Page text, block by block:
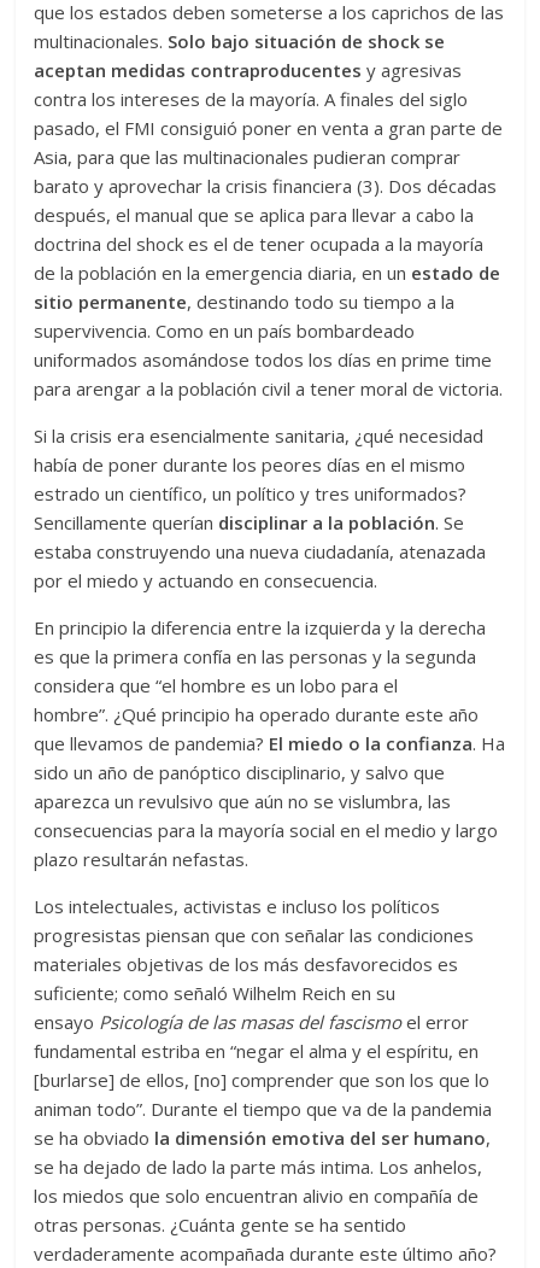
que los estados deben someterse a los caprichos de las
multinacionales. Solo bajo situación de shock se
aceptan medidas contraproducentes y agresivas
contra los intereses de la mayoría. A finales del siglo
pasado, el FMI consiguió poner en venta a gran parte de
Asia, para que las multinacionales pudieran comprar
barato y aprovechar la crisis financiera (3). Dos décadas
después, el manual que se aplica para llevar a cabo la
doctrina del shock es el de tener ocupada a la mayoría
de la población en la emergencia diaria, en un estado de
sitio permanente, destinando todo su tiempo a la
supervivencia. Como en un país bombardeado
uniformados asomándose todos los días en prime time
para arengar a la población civil a tener moral de victoria.
Si la crisis era esencialmente sanitaria, ¿qué necesidad
había de poner durante los peores días en el mismo
estrado un científico, un político y tres uniformados?
Sencillamente querían disciplinar a la población. Se
estaba construyendo una nueva ciudadanía, atenazada
por el miedo y actuando en consecuencia.
En principio la diferencia entre la izquierda y la derecha
es que la primera confía en las personas y la segunda
considera que “el hombre es un lobo para el
hombre”. ¿Qué principio ha operado durante este año
que llevamos de pandemia? El miedo o la confianza. Ha
sido un año de panóptico disciplinario, y salvo que
aparezca un revulsivo que aún no se vislumbra, las
consecuencias para la mayoría social en el medio y largo
plazo resultarán nefastas.
Los intelectuales, activistas e incluso los políticos
progresistas piensan que con señalar las condiciones
materiales objetivas de los más desfavorecidos es
suficiente; como señaló Wilhelm Reich en su
ensayo Psicología de las masas del fascismoel error
fundamental estriba en “negar el alma y el espíritu, en
[burlarse] de ellos, [no] comprender que son los que lo
animan todo”. Durante el tiempo que va de la pandemia
se ha obviado la dimensión emotiva del ser humano,
se ha dejado de lado la parte más intima. Los anhelos,
los miedos que solo encuentran alivio en compañía de
otras personas. ¿Cuánta gente se ha sentido
verdaderamente acompañada durante este último año?